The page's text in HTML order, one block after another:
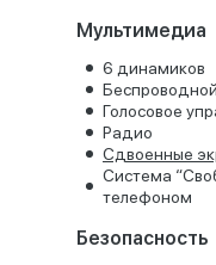
Мультимедиа
6 динамиков
Голосовое
Радио
Сдвоенные
Система
телефоном
Безопасность